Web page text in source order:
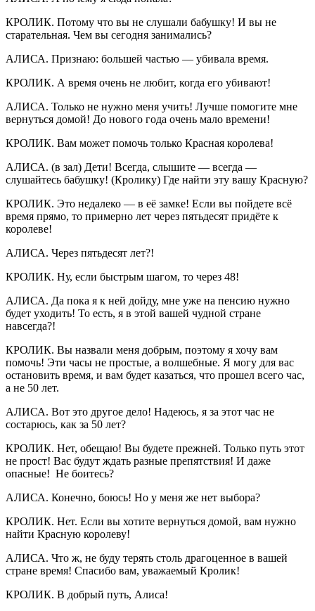
КРОЛИК. Потому что вы не слушали бабушку! И вы не
старательная. Чем вы сегодня занимались?
АЛИСА. Признаю: большей частью — убивала время.
КРОЛИК. А время очень не любит, когда его убивают!
АЛИСА. Только не нужно меня учить! Лучше помогите мне
вернуться домой! До нового года очень мало времени!
КРОЛИК. Вам может помочь только Красная королева!
АЛИСА. (в зал) Дети! Всегда, слышите — всегда —
слушайтесь бабушку! (Кролику) Где найти эту вашу Красную?
КРОЛИК. Это недалеко — в её замке! Если вы пойдете всё
время прямо, то примерно лет через пятьдесят придёте к
королеве!
АЛИСА. Через пятьдесят лет?!
КРОЛИК. Ну, если быстрым шагом, то через 48!
АЛИСА. Да пока я к ней дойду, мне уже на пенсию нужно
будет уходить! То есть, я в этой вашей чудной стране
навсегда?!
КРОЛИК. Вы назвали меня добрым, поэтому я хочу вам
помочь! Эти часы не простые, а волшебные. Я могу для вас
остановить время, и вам будет казаться, что прошел всего час,
а не 50 лет.
АЛИСА. Вот это другое дело! Надеюсь, я за этот час не
состарюсь, как за 50 лет?
КРОЛИК. Нет, обещаю! Вы будете прежней. Только путь этот
не прост! Вас будут ждать разные препятствия! И даже
опасные! Не боитесь?
АЛИСА. Конечно, боюсь! Но у меня же нет выбора?
КРОЛИК. Нет. Если вы хотите вернуться домой, вам нужно
найти Красную королеву!
АЛИСА. Что ж, не буду терять столь драгоценное в вашей
стране время! Спасибо вам, уважаемый Кролик!
КРОЛИК. В добрый путь, Алиса!